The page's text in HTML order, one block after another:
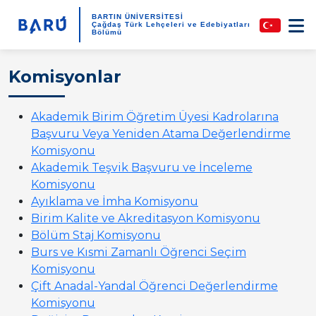
BARTIN ÜNİVERSİTESİ
Çağdaş Türk Lehçeleri ve Edebiyatları
Bölümü
Komisyonlar
Akademik Birim Öğretim Üyesi Kadrolarına
Başvuru Veya Yeniden Atama Değerlendirme
Komisyonu
Akademik Teşvik Başvuru ve İnceleme
Komisyonu
Ayıklama ve İmha Komisyonu
Birim Kalite ve Akreditasyon Komisyonu
Bölüm Staj Komisyonu
Burs ve Kısmi Zamanlı Öğrenci Seçim
Komisyonu
Çift Anadal-Yandal Öğrenci Değerlendirme
Komisyonu